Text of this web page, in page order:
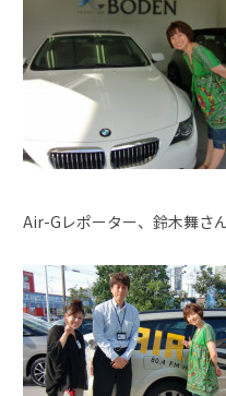
Air-Gレポーター、鈴木舞さ